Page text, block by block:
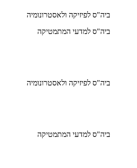
ביה"ס לפיזיקה ולאסטרונומיה
ביה"ס למדעי המתמטיקה
ביה"ס לפיזיקה ולאסטרונומיה
ביה"ס למדעי המתמטיקה